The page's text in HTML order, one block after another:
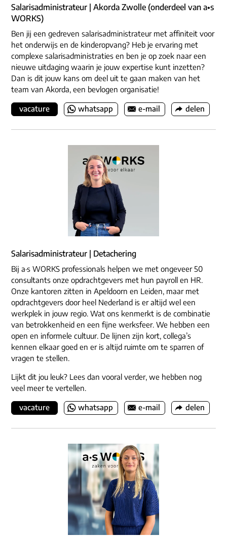
Salarisadministrateur | Akorda Zwolle (onderdeel van a•s
WORKS)
Ben jij een gedreven salarisadministrateur met affiniteit voor
het onderwijs en de kinderopvang? Heb je ervaring met
complexe salarisadministraties en ben je op zoek naar een
nieuwe uitdaging waarin je jouw expertise kunt inzetten?
Dan is dit jouw kans om deel uit te gaan maken van het
team van Akorda, een bevlogen organisatie!
vacature whatsapp e-mail delen
Salarisadministrateur | Detachering
Bij a·s WORKS professionals helpen we met ongeveer 50
consultants onze opdrachtgevers met hun payroll en HR.
Onze kantoren zitten in Apeldoorn en Leiden, maar met
opdrachtgevers door heel Nederland is er altijd wel een
werkplek in jouw regio. Wat ons kenmerkt is de combinatie
van betrokkenheid en een fijne werksfeer. We hebben een
open en informele cultuur. De lijnen zijn kort, collega’s
kennen elkaar goed en er is altijd ruimte om te sparren of
vragen te stellen.
Lijkt dit jou leuk? Lees dan vooral verder, we hebben nog
veel meer te vertellen.
vacature whatsapp e-mail delen